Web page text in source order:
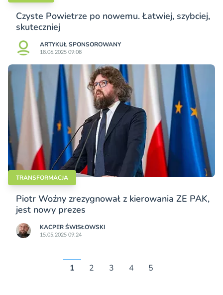
Czyste Powietrze po nowemu. Łatwiej, szybciej,
skuteczniej
ARTYKUŁ SPONSOROWANY
18.06.2025 09:08
TRANSFORMACJA
Piotr Woźny zrezygnował z kierowania ZE PAK,
jest nowy prezes
KACPER ŚWISŁO­WSKI
15.05.2025 09:24
1 2 3 4 5